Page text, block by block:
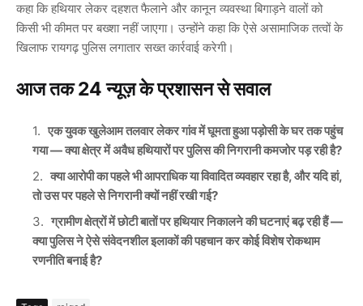
कहा कि हथियार लेकर दहशत फैलाने और कानून व्यवस्था बिगाड़ने वालों को
किसी भी कीमत पर बख्शा नहीं जाएगा। उन्होंने कहा कि ऐसे असामाजिक तत्वों के
खिलाफ रायगढ़ पुलिस लगातार सख्त कार्रवाई करेगी।
आज तक 24 न्यूज़ के प्रशासन से सवाल
एक युवक खुलेआम तलवार लेकर गांव में घूमता हुआ पड़ोसी के घर तक पहुंच
गया — क्या क्षेत्र में अवैध हथियारों पर पुलिस की निगरानी कमजोर पड़ रही है?
क्या आरोपी का पहले भी आपराधिक या विवादित व्यवहार रहा है, और यदि हां,
तो उस पर पहले से निगरानी क्यों नहीं रखी गई?
ग्रामीण क्षेत्रों में छोटी बातों पर हथियार निकालने की घटनाएं बढ़ रही हैं —
क्या पुलिस ने ऐसे संवेदनशील इलाकों की पहचान कर कोई विशेष रोकथाम
रणनीति बनाई है?